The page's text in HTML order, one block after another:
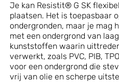
Je kan Resistit® G SK
plaatsen. Het is toepasbaar
ondergronden, maar je mag
met een ondergrond van
kunststoffen waarin
verwerkt, zoals PVC, PIB,
voor een ondergrond die
vrij van olie en scherpe